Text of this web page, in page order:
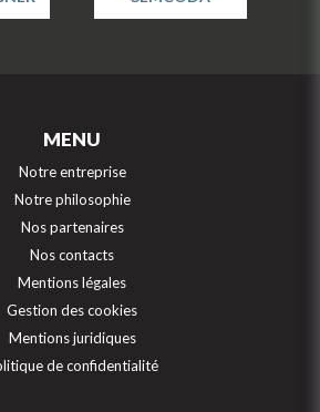
MENU
Notre entreprise
Notre philosophie
Nos partenaires
Nos contacts
Mentions légales
Gestion des cookies
Mentions juridiques
de confidentialité